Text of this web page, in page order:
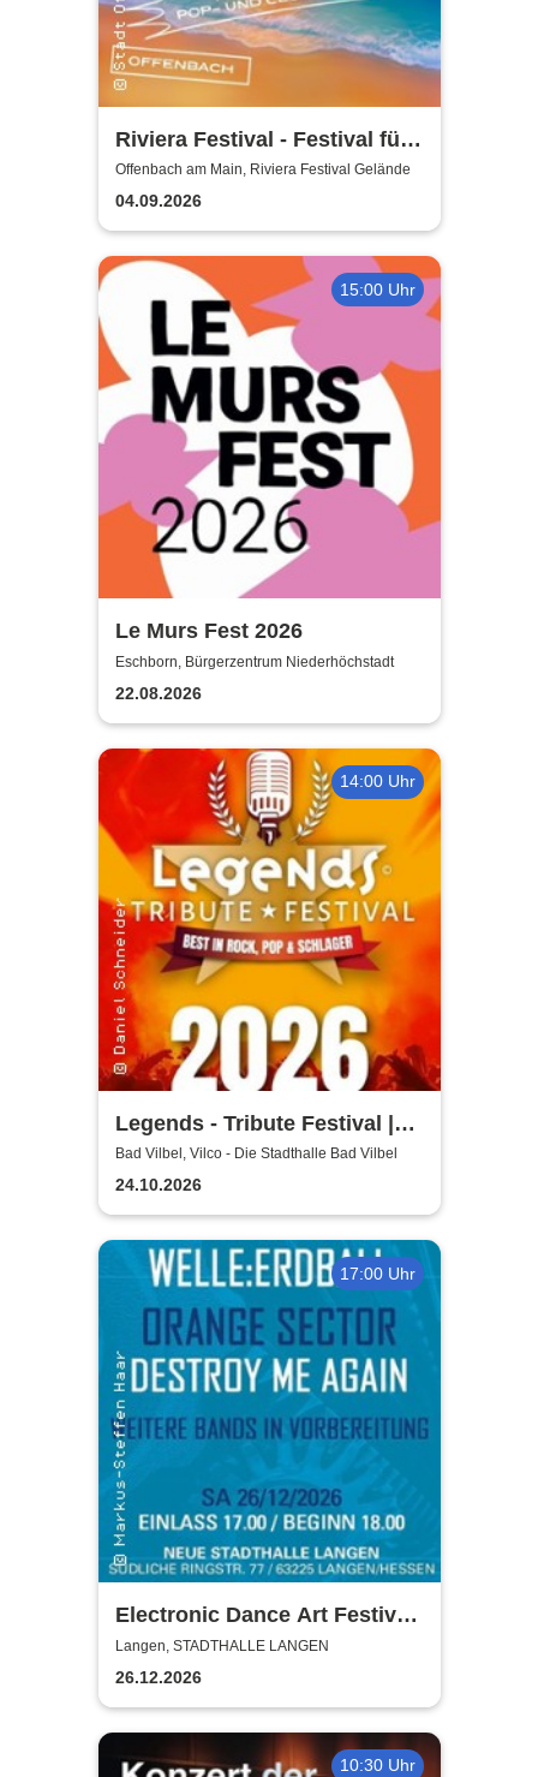
Riviera Festival - Festival für
Pop- und Clubkultur
Offenbach am Main, Riviera Festival Gelände
04.09.2026
15:00 Uhr
Le Murs Fest 2026
Eschborn, Bürgerzentrum Niederhöchstadt
22.08.2026
14:00 Uhr
Legends - Tribute Festival |
Vilco Bad Vilbel
Bad Vilbel, Vilco - Die Stadthalle Bad Vilbel
24.10.2026
17:00 Uhr
Electronic Dance Art Festival
2026 / Welle: Erdball, Orange
Sector, Destroy me Again
Langen, STADTHALLE LANGEN
26.12.2026
10:30 Uhr